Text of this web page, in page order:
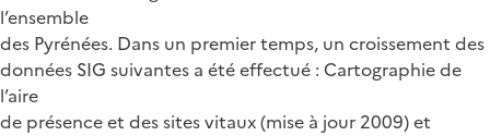
l’ensemble
des Pyrénées. Dans un premier temps, un croissement des
données SIG suivantes a été effectué : Cartographie de
l’aire
de présence et des sites vitaux (mise à jour 2009) et